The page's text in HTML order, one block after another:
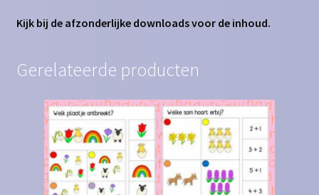
Kijk bij de afzonderlijke downloads voor de inhoud.
Gerelateerde producten